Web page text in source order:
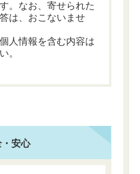
。なお、寄せられた
は、おこないませ
人情報を含む内容は
。
安心